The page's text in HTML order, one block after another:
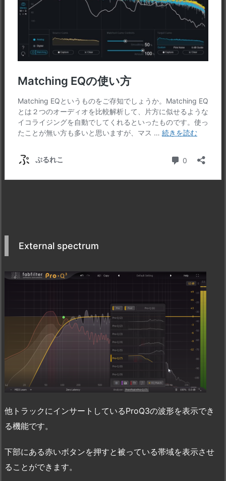
External spectrum
他トラックにインサートしているProQ3の波形を表示でき
る機能です。
下部にある赤いボタンを押すと被っている帯域を表示させ
ることができます。